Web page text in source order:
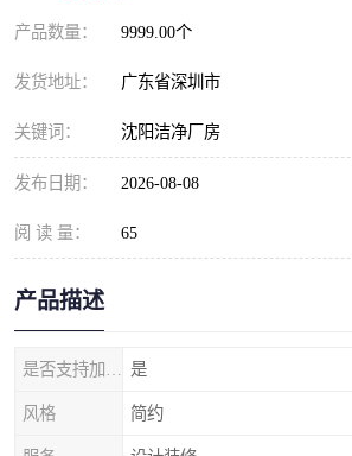
产品数量： 9999.00个
发货地址： 广东省深圳市
关键词： 沈阳洁净厂房
发布日期： 2026-08-08
阅 读 量： 65
产品描述
是
风格 简约